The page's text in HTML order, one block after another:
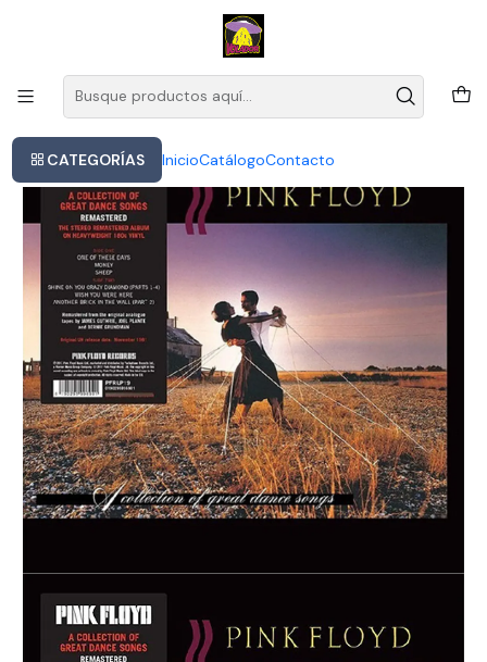
CATEGORÍAS InicioCatálogoContacto
Este es el texto del slide